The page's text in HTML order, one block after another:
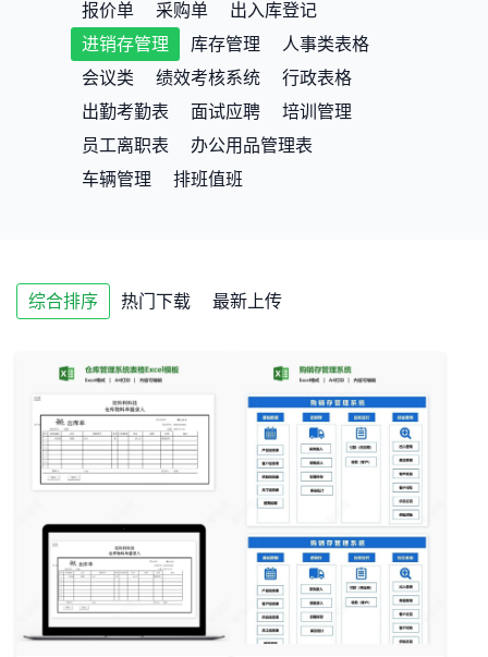
报价单
采购单
出入库登记
进销存管理
库存管理
人事类表格
会议类
绩效考核系统
行政表格
出勤考勤表
面试应聘
培训管理
员工离职表
办公用品管理表
车辆管理
排班值班
综合排序 热门下载 最新上传